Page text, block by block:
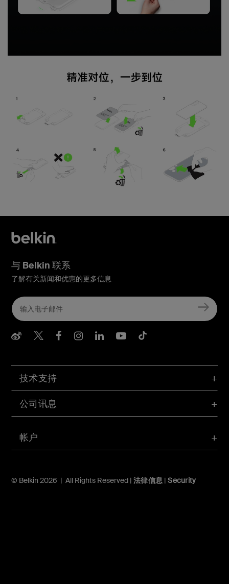
帐户
技术支持
公司讯息
© Belkin 2026 | All Rights Reserved | 法律信息 |Security
与 Belkin 联系
了解有关新闻和优惠的更多信息
Belkin Weibo
Belkin Twitter
Belkin Facebook
Belkin Instagram
Belkin LInkedIn
Belkin Youtube
Belkin